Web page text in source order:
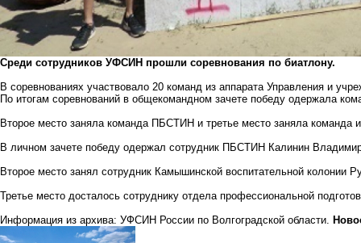
Среди сотрудников УФСИН прошли соревнования по биатлону.
В соревнованиях участвовало 20 команд из аппарата Управления и
По итогам соревнований в общекомандном зачете победу одержала
Второе место заняла команда ПБСТИН и третье место заняла
В личном зачете победу одержал сотрудник ПБСТИН Калинин
Второе место занял сотрудник Камышинской воспитательной колонии
Третье место досталось сотруднику отдела профессиональной
Информация из архива: УФСИН России по Волгоградской области.